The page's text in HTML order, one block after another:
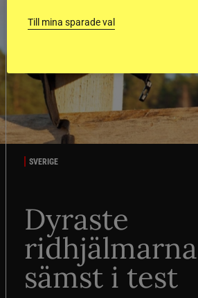
SVERIGE
Dyraste
sämst i test
Till mina sparade val